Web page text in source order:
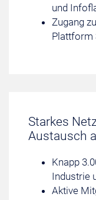
und
Zugang
Plattform
Starkes
Austausch
Knapp
Industrie
Aktive